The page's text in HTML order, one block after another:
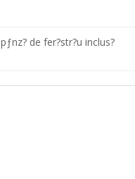
de fer?str?u inclus?